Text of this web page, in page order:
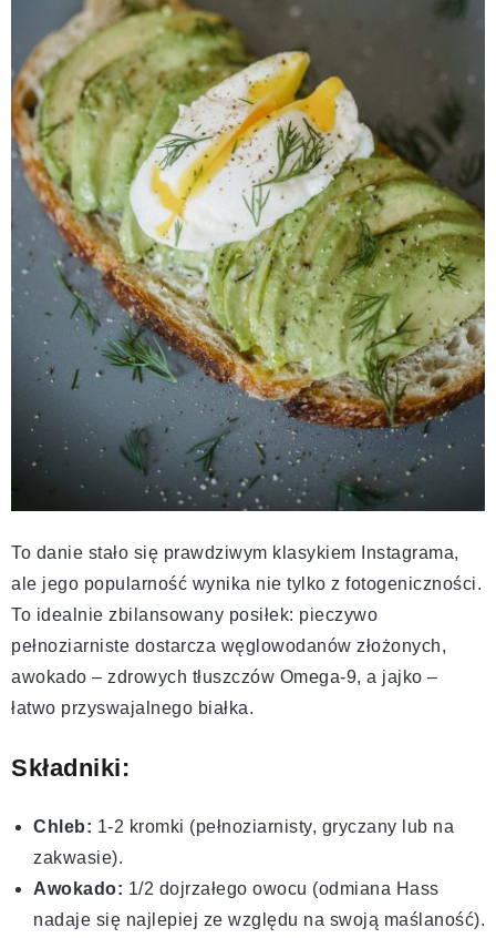
To danie stało się prawdziwym klasykiem Instagrama,
ale jego popularność wynika nie tylko z fotogeniczności.
To idealnie zbilansowany posiłek: pieczywo
pełnoziarniste dostarcza węglowodanów złożonych,
awokado – zdrowych tłuszczów Omega-9, a jajko –
łatwo przyswajalnego białka.
Składniki:
Chleb: 1-2 kromki (pełnoziarnisty, gryczany lub na
zakwasie).
Awokado: 1/2 dojrzałego owocu (odmiana Hass
nadaje się najlepiej ze względu na swoją maślaność).